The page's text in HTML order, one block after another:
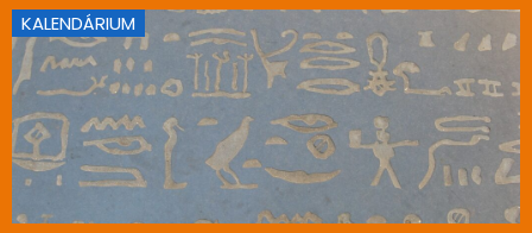
KALENDÁRIUM